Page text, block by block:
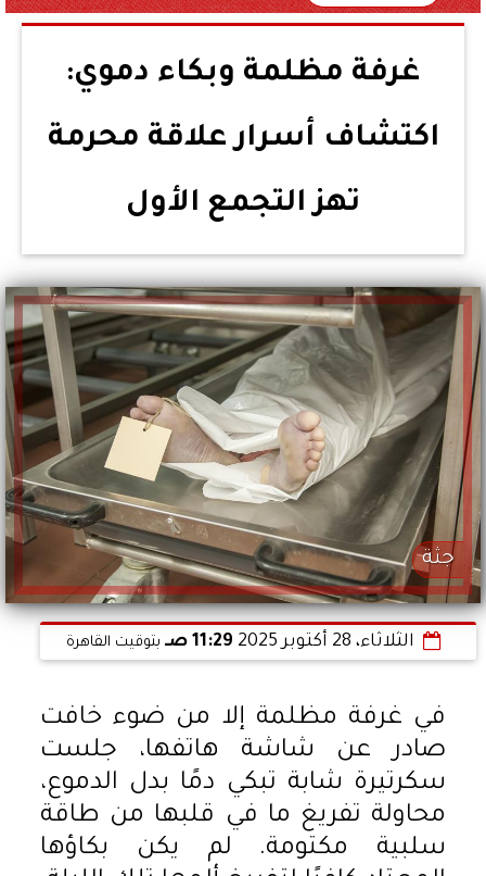
غرفة مظلمة وبكاء دموي:
اكتشاف أسرار علاقة محرمة
تهز التجمع الأول
جثة
الثلاثاء، 28 أكتوبر 2025 11:29 صـ بتوقيت القاهرة
في غرفة مظلمة إلا من ضوء خافت
صادر عن شاشة هاتفها، جلست
سكرتيرة شابة تبكي دمًا بدل الدموع،
محاولة تفريغ ما في قلبها من طاقة
سلبية مكتومة. لم يكن بكاؤها